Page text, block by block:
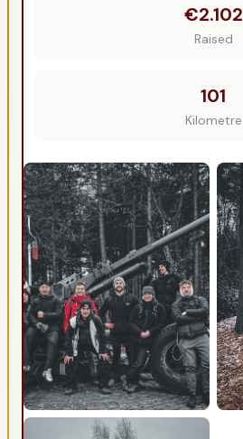
€2.102
Raised
101
Kilometre